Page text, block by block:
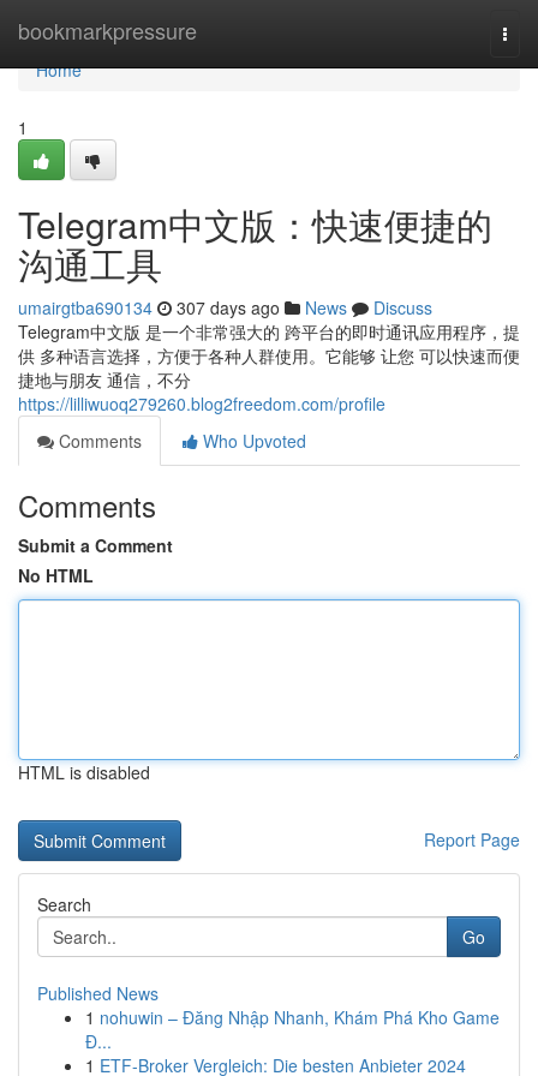
bookmarkpressure
Home
Home
1
Telegram中文版：快速便捷的
沟通工具
umairgtba690134 307 days ago News
Discuss
Telegram中文版 是一个非常强大的 跨平台的即时通讯应用程序，提
供 多种语言选择，方便于各种人群使用。它能够 让您 可以快速而便
捷地与朋友 通信，不分
https://lilliwuoq279260.blog2freedom.com/profile
Comments
Who Upvoted
Comments
Submit a Comment
No HTML
HTML is disabled
Report Page
Search
Go
Published News
1 nohuwin – Đăng Nhập Nhanh, Khám Phá Kho Game
Đ...
1 ETF-Broker Vergleich: Die besten Anbieter 2024